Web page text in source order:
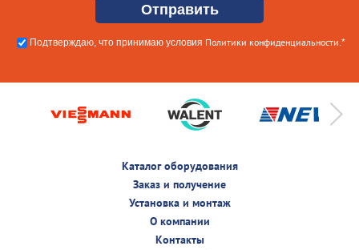
Подтверждаю, что принимаю условия Политики конфиденциальности .*
Каталог оборудования
Заказ и получение
Установка и монтаж
О компании
Контакты